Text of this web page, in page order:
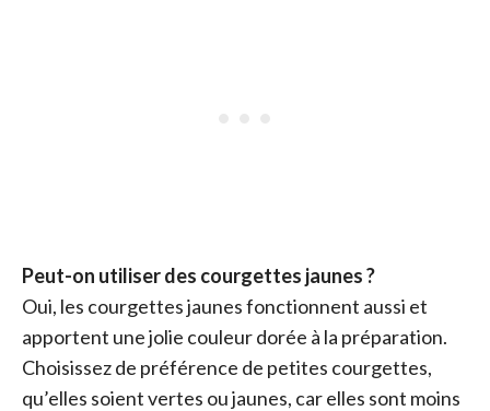
Peut-on utiliser des courgettes jaunes ?
Oui, les courgettes jaunes fonctionnent aussi et
apportent une jolie couleur dorée à la préparation.
Choisissez de préférence de petites courgettes,
qu’elles soient vertes ou jaunes, car elles sont moins